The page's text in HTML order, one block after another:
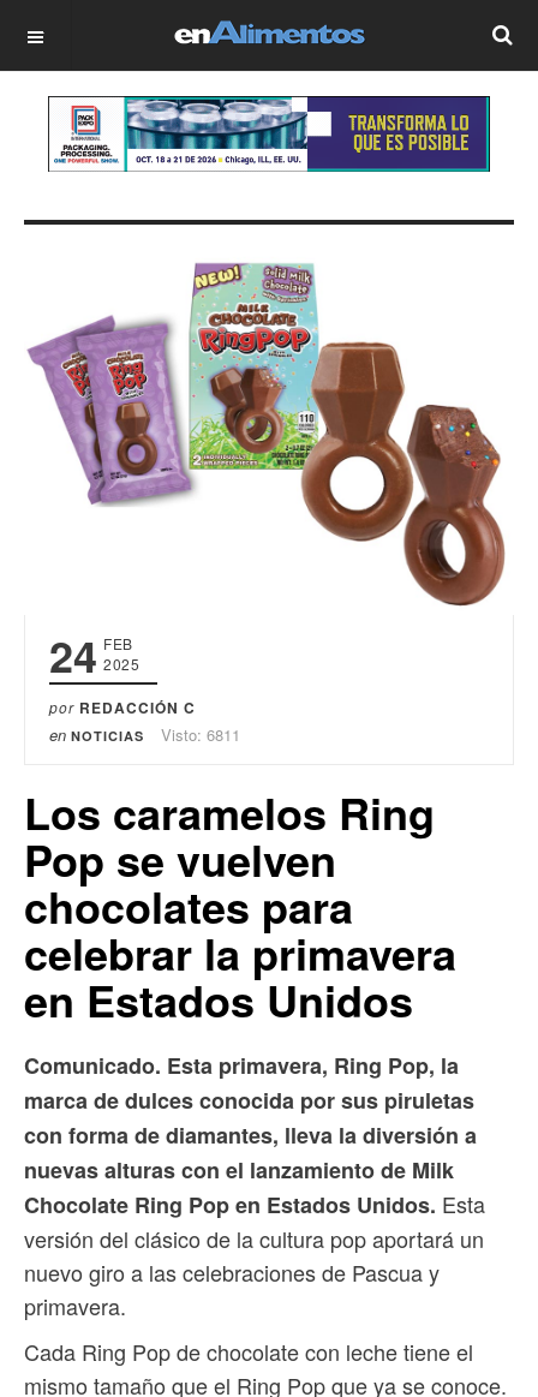
OFF CANVAS
24 FEB
2025
por REDACCIÓN C
en NOTICIAS Visto: 6811
Los caramelos Ring
Pop se vuelven
chocolates para
celebrar la primavera
en Estados Unidos
Comunicado. Esta primavera, Ring Pop, la
marca de dulces conocida por sus piruletas
con forma de diamantes, lleva la diversión a
nuevas alturas con el lanzamiento de Milk
Chocolate Ring Pop en Estados Unidos. Esta
versión del clásico de la cultura pop aportará un
nuevo giro a las celebraciones de Pascua y
primavera.
Cada Ring Pop de chocolate con leche tiene el
mismo tamaño que el Ring Pop que ya se conoce.